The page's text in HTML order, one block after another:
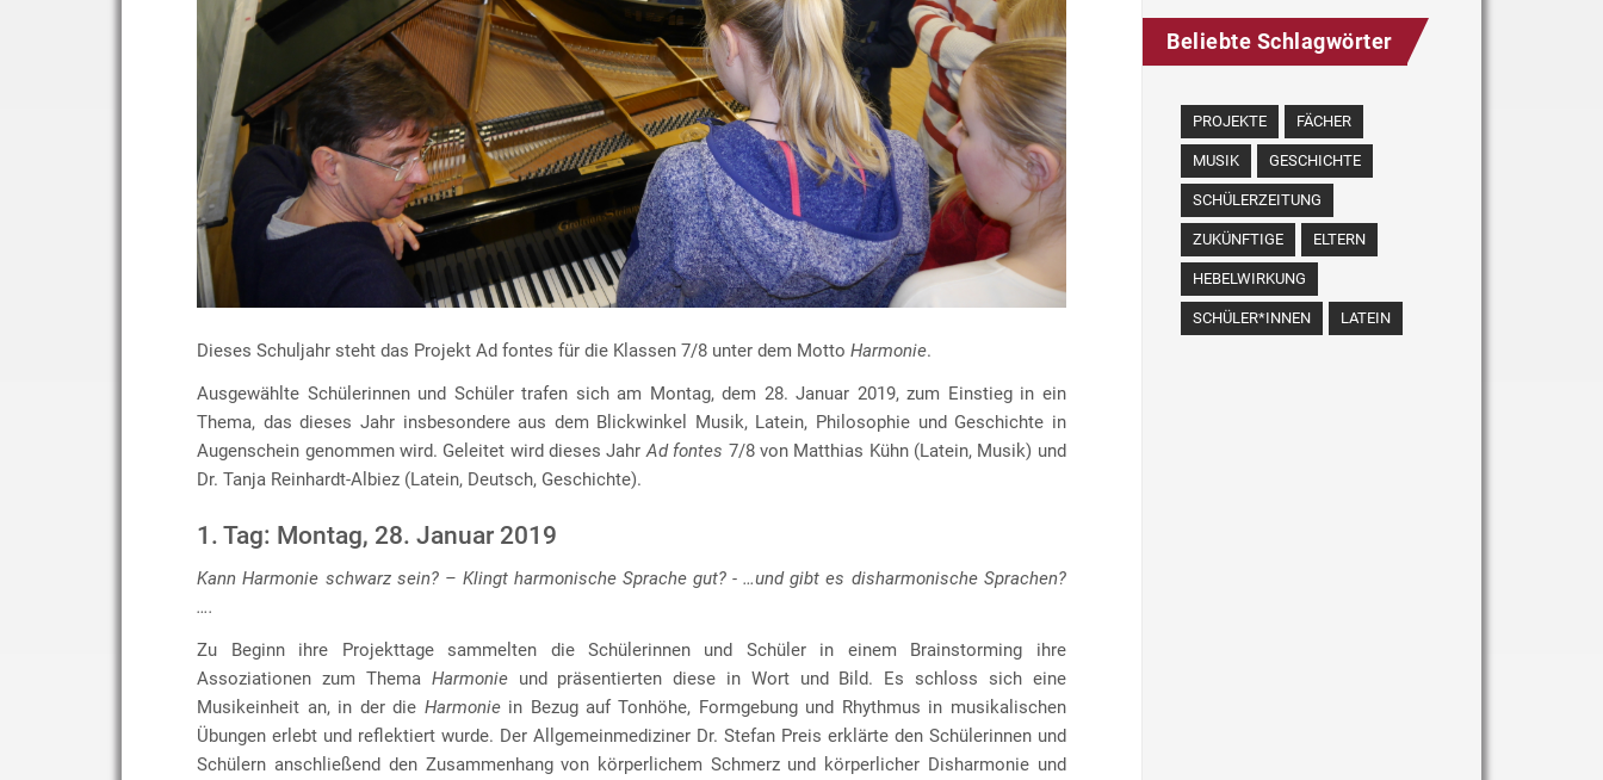
Dieses Schuljahr steht das Projekt Ad fontes für die Klassen 7/8 unter dem MottoHarmonie.
Ausgewählte Schülerinnen und Schüler trafen sich am Montag, dem 28. Januar 2019, zum Einstieg in ein
Thema, das dieses Jahr insbesondere aus dem Blickwinkel Musik, Latein, Philosophie und Geschichte in
Augenschein genommen wird. Geleitet wird dieses Jahr Ad fontes 7/8 von Matthias Kühn (Latein, Musik) und
Dr. Tanja Reinhardt-Albiez (Latein, Deutsch, Geschichte).
1. Tag: Montag, 28. Januar 2019
Kann Harmonie schwarz sein? – Klingt harmonische Sprache gut? - …und gibt es disharmonische Sprachen?
….
Zu Beginn ihre Projekttage sammelten die Schülerinnen und Schüler in einem Brainstorming ihre
Assoziationen zum Thema Harmonieund präsentierten diese in Wort und Bild. Es schloss sich eine
Musikeinheit an, in der die Harmoniein Bezug auf Tonhöhe, Formgebung und Rhythmus in musikalischen
Übungen erlebt und reflektiert wurde. Der Allgemeinmediziner Dr. Stefan Preis erklärte den Schülerinnen und
Schülern anschließend den Zusammenhang von körperlichem Schmerz und körperlicher Disharmonie und
Beliebte Schlagwörter
PROJEKTE FÄCHER
MUSIK GESCHICHTE
SCHÜLERZEITUNG
ZUKÜNFTIGE ELTERN
HEBELWIRKUNG
SCHÜLER*INNEN LATEIN